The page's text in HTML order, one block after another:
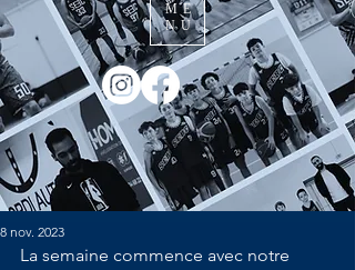
ME
NU
8 nov. 2023
La semaine commence avec notre